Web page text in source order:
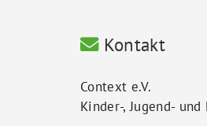
Kontakt
Context e.V.
Kinder-, Jugend-